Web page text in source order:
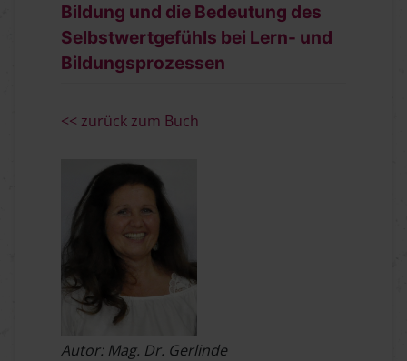
Bildung und die Bedeutung des
Selbstwertgefühls bei Lern- und
Bildungsprozessen
<< zurück zum Buch
Autor: Mag. Dr. Gerlinde